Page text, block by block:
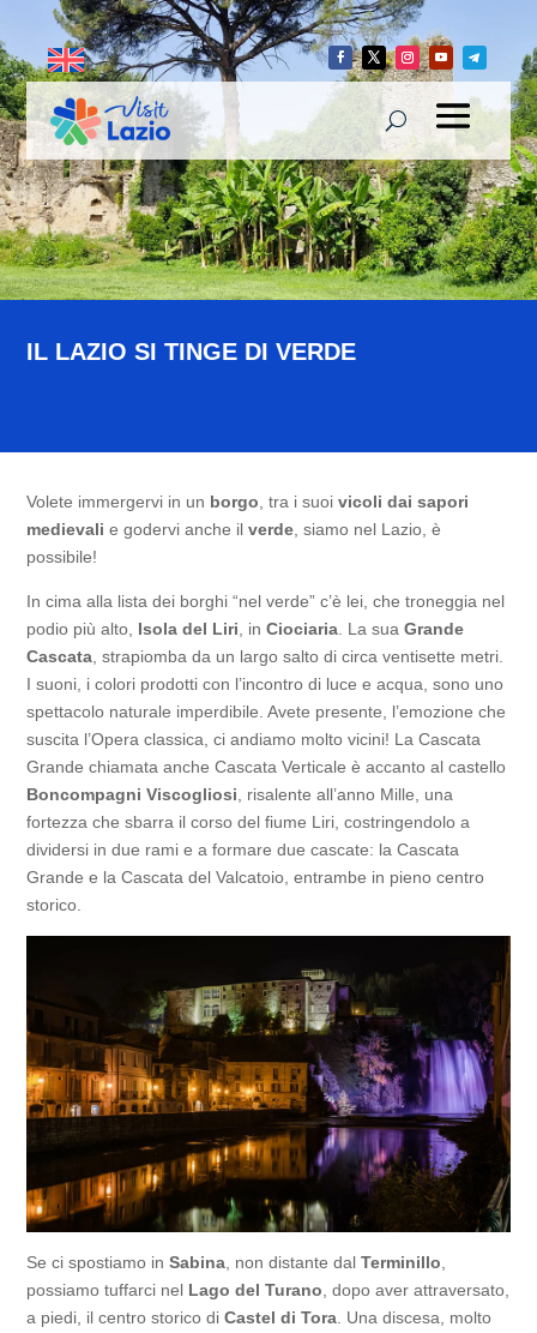
IL LAZIO SI TINGE DI VERDE
Volete immergervi in un borgo , tra i suoivicoli dai sapori
medievali e godervi anche ilverde , siamo nel Lazio, è
possibile!
In cima alla lista dei borghi “nel verde” c’è lei, che troneggia nel
podio più alto, Isola del Liri , inCiociaria . La suaGrande
Cascata , strapiomba da un largo salto di circa ventisette metri.
I suoni, i colori prodotti con l’incontro di luce e acqua, sono uno
spettacolo naturale imperdibile. Avete presente, l’emozione che
suscita l’Opera classica, ci andiamo molto vicini! La Cascata
Grande chiamata anche Cascata Verticale è accanto al castello
Boncompagni Viscogliosi , risalente all’anno Mille, una
fortezza che sbarra il corso del fiume Liri, costringendolo a
dividersi in due rami e a formare due cascate: la Cascata
Grande e la Cascata del Valcatoio, entrambe in pieno centro
storico.
Se ci spostiamo inSabina , non distante dalTerminillo
possiamo tuffarci nel Lago del Turano , dopo aver attraversato,
a piedi, il centro storico diCastel di Tora . Una discesa, molto